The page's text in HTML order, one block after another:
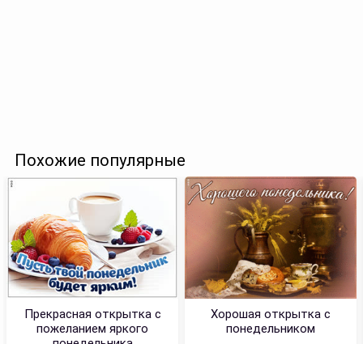
Похожие популярные
Прекрасная открытка с
пожеланием яркого
Хорошая открытка с
понедельником